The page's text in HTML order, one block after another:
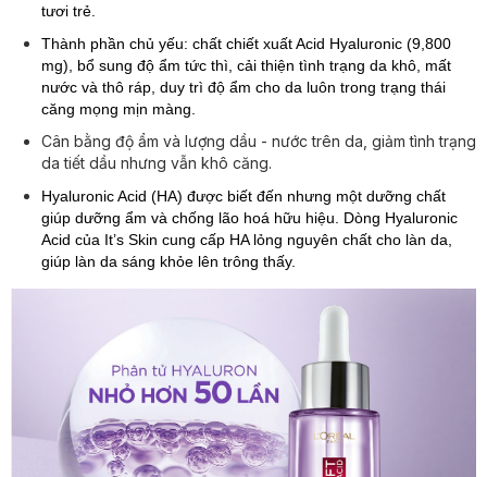
tươi trẻ.
Thành phần chủ yếu: chất chiết xuất Acid Hyaluronic (9,800
mg), bổ sung độ ẩm tức thì, cải thiện tình trạng da khô, mất
nước và thô ráp, duy trì độ ẩm cho da luôn trong trạng thái
căng mọng mịn màng.
Cân bằng độ ẩm và lượng dầu - nước trên da, giảm tình trạng
da tiết dầu nhưng vẫn khô căng.
Hyaluronic Acid (HA) được biết đến nhưng một dưỡng chất
giúp dưỡng ẩm và chống lão hoá hữu hiệu. Dòng Hyaluronic
Acid của It’s Skin cung cấp HA lỏng nguyên chất cho làn da,
giúp làn da sáng khỏe lên trông thấy.